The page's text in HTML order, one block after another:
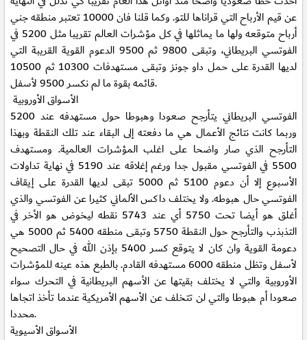
عن قيم الأرباح التي قراناها للتو. وكما قلنا فان 10000 تعتبر منطقه جني
أرباح متوقعه ولها ما يماثلها في كل مؤشرات العالم تقريبا مثل 5200 في
الفوتسي البريطاني، وتبقى 9800 ثم 9500 الدعوم القوية القريبة التي
لديها القدرة على حمل داو جونز وتبقى مستهدفات 10300 ثم 10500
قائمه بقوة ما لم نكسر 9500 لأسفل.
الأسواق الأوروبية
الفوتسي البريطاني يتأرجح صعودا وهبوطا حول مستهدفه عند 5200
وربما كانت نتائج الأعمال هي ما دفعته إلى البقاء عند تلك النقطة وبهذا
التأرجح الذي صار واضحا على اغلب المؤشرات العالمية. ومستهدف
5500 في الفوتسي مقبول جدا ورغم إغلاقه عند 5190 في نهاية تداولات
الأسبوع إلا أن دعوم 5100 ثم 5000 تبقى لديها القدرة على إيقاف
الفوتسي حال هبوطه. ولا يختلف داكس الألماني كثيرا عن الفوتسي والذي
أغلق هو أيضا تحت 5750 أي عند 5743 نقطه ليخوض هو الأخر في
التذبذب والتأرجح حول النقطة 5750 وتبقى منطقه 5400 ثم 5000 هي
دعومة القوية وان كان لا يتوقع كسر 5400 بإذن الله في حال التصحيح
لأسفل وتظل منطقه 6000 مستهدفه القادم. بالطبع هذه عينه للمؤشرات
الأوروبية والتي لا يختلف بقيتها عن الأسهم البريطانية في التحرك سواء
صعودا أم هبوطا والتي لن تتخلف عن الأسهم الأمريكية عندما تأخذ اتجاها
محددا.
الأسواق الأسيوية